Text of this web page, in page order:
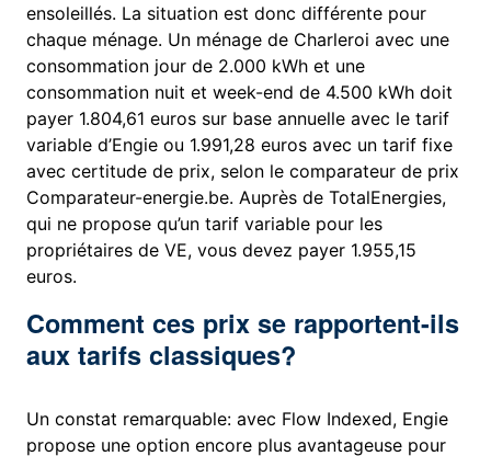
ensoleillés. La situation est donc différente pour
chaque ménage. Un ménage de Charleroi avec une
consommation jour de 2.000 kWh et une
consommation nuit et week-end de 4.500 kWh doit
payer 1.804,61 euros sur base annuelle avec le tarif
variable d’Engie ou 1.991,28 euros avec un tarif fixe
avec certitude de prix, selon le comparateur de prix
Comparateur-energie.be. Auprès de TotalEnergies,
qui ne propose qu’un tarif variable pour les
propriétaires de VE, vous devez payer 1.955,15
euros.
Comment ces prix se rapportent-ils
aux tarifs classiques?
Un constat remarquable: avec Flow Indexed, Engie
propose une option encore plus avantageuse pour